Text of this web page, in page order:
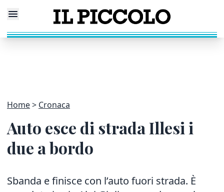
Home Cronaca
Auto esce di strada Illesi i
due a bordo
Sbanda e finisce con l’auto fuori strada. È